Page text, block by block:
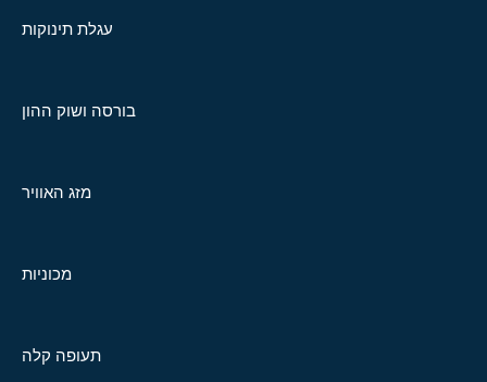
עגלת תינוקות
בורסה ושוק ההון
מזג האוויר
מכוניות
תעופה קלה